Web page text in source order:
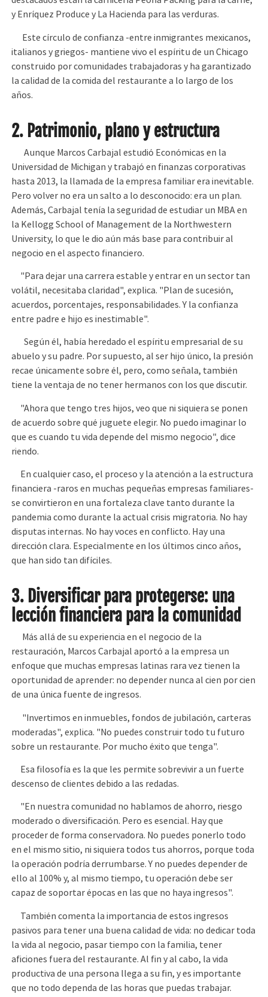
y Enríquez Produce y La Hacienda para las verduras.
Este círculo de confianza -entre inmigrantes mexicanos,
italianos y griegos- mantiene vivo el espíritu de un Chicago
construido por comunidades trabajadoras y ha garantizado
la calidad de la comida del restaurante a lo largo de los
años.
2. Patrimonio, plano y estructura
Aunque Marcos Carbajal estudió Económicas en la
Universidad de Michigan y trabajó en finanzas corporativas
hasta 2013, la llamada de la empresa familiar era inevitable.
Pero volver no era un salto a lo desconocido: era un plan.
Además, Carbajal tenía la seguridad de estudiar un MBA en
la Kellogg School of Management de la Northwestern
University, lo que le dio aún más base para contribuir al
negocio en el aspecto financiero.
"Para dejar una carrera estable y entrar en un sector tan
volátil, necesitaba claridad", explica. "Plan de sucesión,
acuerdos, porcentajes, responsabilidades. Y la confianza
entre padre e hijo es inestimable".
Según él, había heredado el espíritu empresarial de su
abuelo y su padre. Por supuesto, al ser hijo único, la presión
recae únicamente sobre él, pero, como señala, también
tiene la ventaja de no tener hermanos con los que discutir.
"Ahora que tengo tres hijos, veo que ni siquiera se ponen
de acuerdo sobre qué juguete elegir. No puedo imaginar lo
que es cuando tu vida depende del mismo negocio", dice
riendo.
En cualquier caso, el proceso y la atención a la estructura
financiera -raros en muchas pequeñas empresas familiares-
se convirtieron en una fortaleza clave tanto durante la
pandemia como durante la actual crisis migratoria. No hay
disputas internas. No hay voces en conflicto. Hay una
dirección clara. Especialmente en los últimos cinco años,
que han sido tan difíciles.
3. Diversificar para protegerse: una
lección financiera para la comunidad
Más allá de su experiencia en el negocio de la
restauración, Marcos Carbajal aportó a la empresa un
enfoque que muchas empresas latinas rara vez tienen la
oportunidad de aprender: no depender nunca al cien por cien
de una única fuente de ingresos.
"Invertimos en inmuebles, fondos de jubilación, carteras
moderadas", explica. "No puedes construir todo tu futuro
sobre un restaurante. Por mucho éxito que tenga".
Esa filosofía es la que les permite sobrevivir a un fuerte
descenso de clientes debido a las redadas.
"En nuestra comunidad no hablamos de ahorro, riesgo
moderado o diversificación. Pero es esencial. Hay que
proceder de forma conservadora. No puedes ponerlo todo
en el mismo sitio, ni siquiera todos tus ahorros, porque toda
la operación podría derrumbarse. Y no puedes depender de
ello al 100% y, al mismo tiempo, tu operación debe ser
capaz de soportar épocas en las que no haya ingresos".
También comenta la importancia de estos ingresos
pasivos para tener una buena calidad de vida: no dedicar toda
la vida al negocio, pasar tiempo con la familia, tener
aficiones fuera del restaurante. Al fin y al cabo, la vida
productiva de una persona llega a su fin, y es importante
que no todo dependa de las horas que puedas trabajar.